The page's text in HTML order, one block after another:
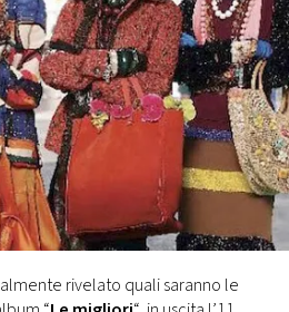
rivelato quali saranno le